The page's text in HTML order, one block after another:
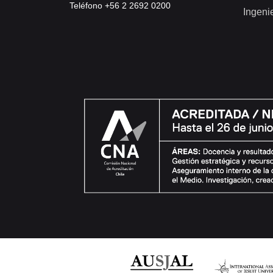
Teléfono +56 2 2692 0200